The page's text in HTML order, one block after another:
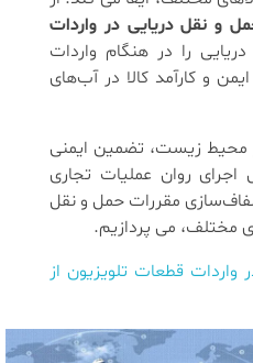
و نقل دریایی در واردات
را در هنگام واردات
و کارآمد کالا در آب‌های
محیط زیست، تضمین ایمنی
روان عملیات تجاری
مقررات حمل و نقل
مختلف، می پردازیم.
قطعات تلویزیون از